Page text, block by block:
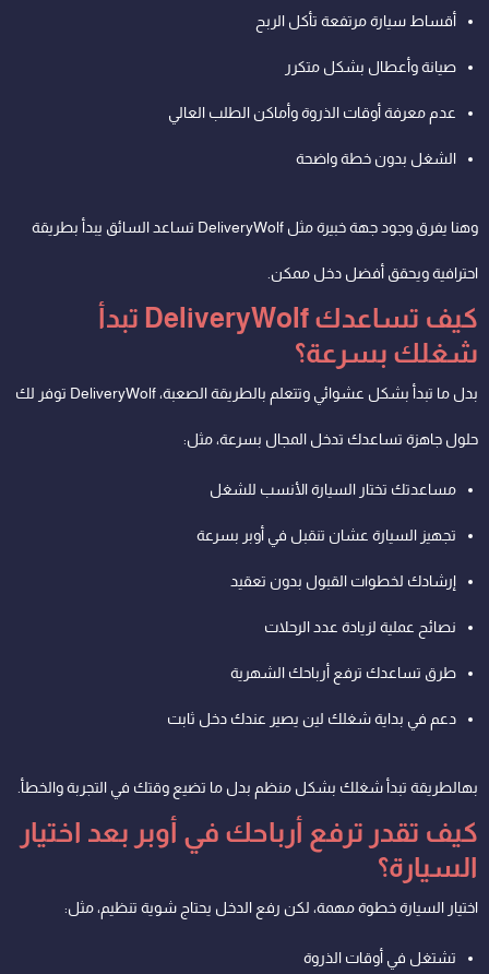
أقساط سيارة مرتفعة تأكل الربح
صيانة وأعطال بشكل متكرر
عدم معرفة أوقات الذروة وأماكن الطلب العالي
الشغل بدون خطة واضحة
وهنا يفرق وجود جهة خبيرة مثل DeliveryWolf تساعد السائق يبدأ بطريقة
احترافية ويحقق أفضل دخل ممكن.
كيف تساعدك DeliveryWolf تبدأ
شغلك بسرعة؟
بدل ما تبدأ بشكل عشوائي وتتعلم بالطريقة الصعبة، DeliveryWolf توفر لك
حلول جاهزة تساعدك تدخل المجال بسرعة، مثل:
مساعدتك تختار السيارة الأنسب للشغل
تجهيز السيارة عشان تنقبل في أوبر بسرعة
إرشادك لخطوات القبول بدون تعقيد
نصائح عملية لزيادة عدد الرحلات
طرق تساعدك ترفع أرباحك الشهرية
دعم في بداية شغلك لين يصير عندك دخل ثابت
بهالطريقة تبدأ شغلك بشكل منظم بدل ما تضيع وقتك في التجربة والخطأ.
كيف تقدر ترفع أرباحك في أوبر بعد اختيار
السيارة؟
اختيار السيارة خطوة مهمة، لكن رفع الدخل يحتاج شوية تنظيم، مثل:
تشتغل في أوقات الذروة